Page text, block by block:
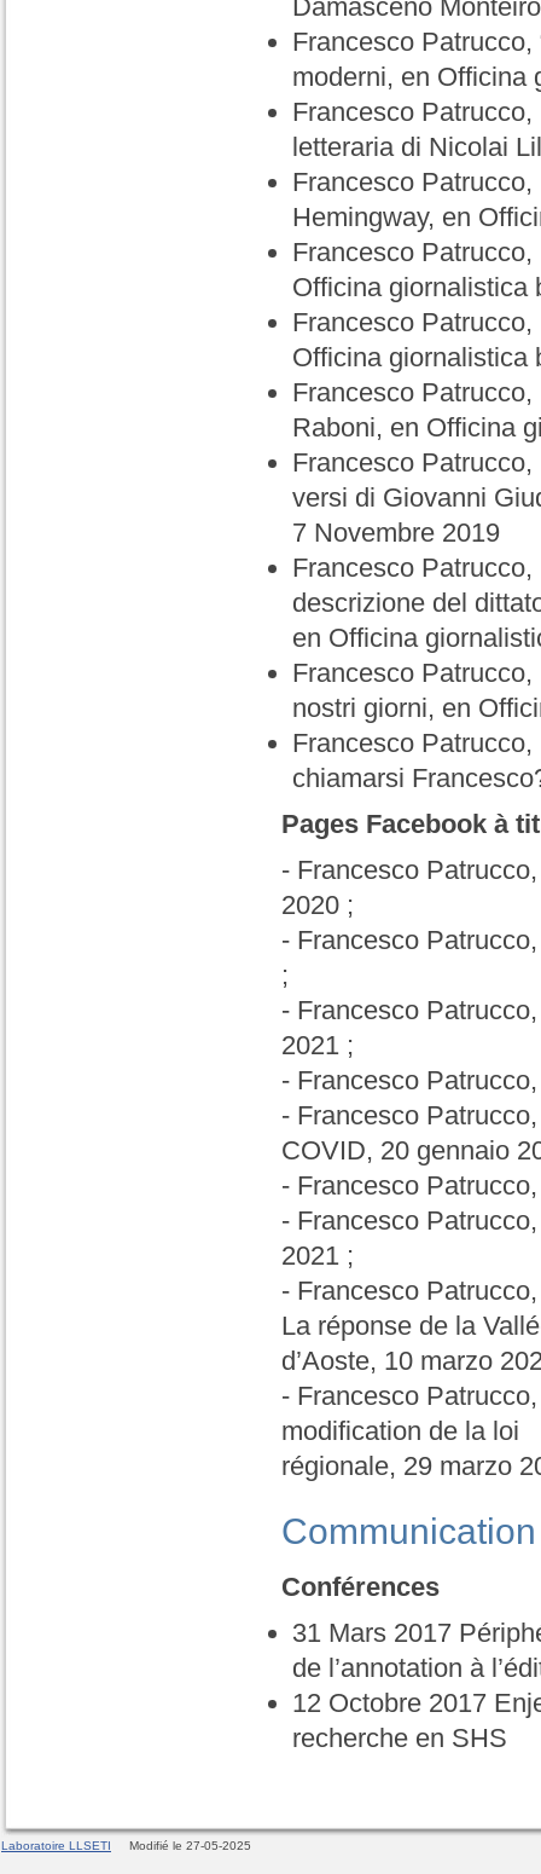
Damasceno
Francesco
moderni, en Officina
Francesco
letteraria di Nicolai
Francesco
Hemingway, en
Francesco
Officina giornalistica
Francesco
Officina giornalistica
Francesco
Raboni, en Officina
Francesco
versi di Giovanni
7 Novembre 2019
Francesco Patrucco,
descrizione del
en Officina
Francesco
nostri giorni, en
Francesco
chiamarsi
Pages Facebook à
- Francesco
2020 ;
- Francesco
;
- Francesco
2021 ;
- Francesco
- Francesco
COVID, 20 gennaio
- Francesco
- Francesco
2021 ;
- Francesco
La réponse de la
d’Aoste, 10 marzo
- Francesco
modification de la loi
régionale, 29 marzo
Communication
Conférences
31 Mars 2017
de l’annotation à
12 Octobre 2017
recherche en SHS
Laboratoire LLSETI Modifié le 27-05-2025